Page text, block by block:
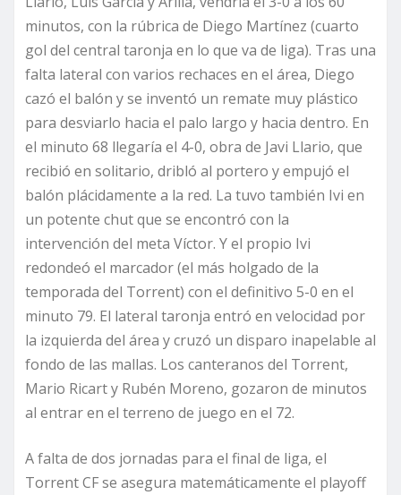
minutos, con la rúbrica de Diego Martínez (cuarto
gol del central taronja en lo que va de liga). Tras una
falta lateral con varios rechaces en el área, Diego
cazó el balón y se inventó un remate muy plástico
para desviarlo hacia el palo largo y hacia dentro. En
el minuto 68 llegaría el 4-0, obra de Javi Llario, que
recibió en solitario, dribló al portero y empujó el
balón plácidamente a la red. La tuvo también Ivi en
un potente chut que se encontró con la
intervención del meta Víctor. Y el propio Ivi
redondeó el marcador (el más holgado de la
temporada del Torrent) con el definitivo 5-0 en el
minuto 79. El lateral taronja entró en velocidad por
la izquierda del área y cruzó un disparo inapelable al
fondo de las mallas. Los canteranos del Torrent,
Mario Ricart y Rubén Moreno, gozaron de minutos
al entrar en el terreno de juego en el 72.
A falta de dos jornadas para el final de liga, el
Torrent CF se asegura matemáticamente el playoff